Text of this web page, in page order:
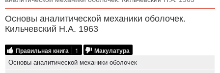
Основы аналитической механики оболочек.
Кильчевский Н.А. 1963
Правильная книга 1 Макулатура
Основы аналитической механики оболочек